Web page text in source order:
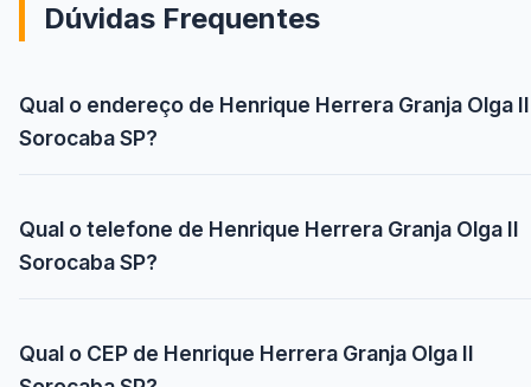
Dúvidas Frequentes
Qual o endereço de Henrique Herrera Granja Olga II
Sorocaba SP?
Qual o telefone de Henrique Herrera Granja Olga II
Sorocaba SP?
Qual o CEP de Henrique Herrera Granja Olga II